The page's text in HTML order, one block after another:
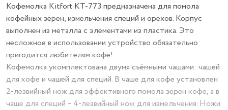
Кофемолка Kitfort КТ-773 предназначена для помола
кофейных зёрен, измельчения специй и орехов. Корпус
выполнен из металла с элементами из пластика. Это
несложное в использовании устройство обязательно
пригодится любителям кофе!
Кофемолка укомплектована двумя съёмными чашами: чашей
для кофе и чашей для специй. В чаше для кофе установлен
2-лезвийный нож для эффективного помола зёрен кофе, а в
чаше для специй – 4-лезвийный нож для измельчения. Ножи